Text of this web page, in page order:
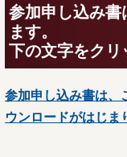
参加申し込み書
ます。
下の文字をクリ
参加申し込み書は、
ウンロードがはじま